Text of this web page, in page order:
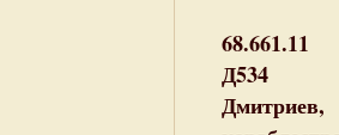
68.661.11
Д534